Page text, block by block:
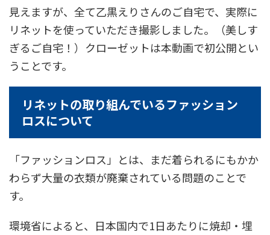
見えますが、全て乙黒えりさんのご自宅で、実際に
リネットを使っていただき撮影しました。（美しす
ぎるご自宅！）クローゼットは本動画で初公開とい
うことです。
リネットの取り組んでいるファッション
ロスについて
「ファッションロス」とは、まだ着られるにもかか
わらず大量の衣類が廃棄されている問題のことで
す。
環境省によると、日本国内で1日あたりに焼却・埋